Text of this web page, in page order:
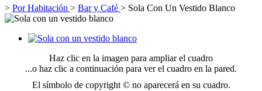
> Por Habitación > Bar y Café > Sola Con Un Vestido Blanco
Haz clic en la imagen para ampliar el cuadro
...o haz clic a continuación para ver el cuadro en la pared.
El símbolo de copyright © no aparecerá en su cuadro.